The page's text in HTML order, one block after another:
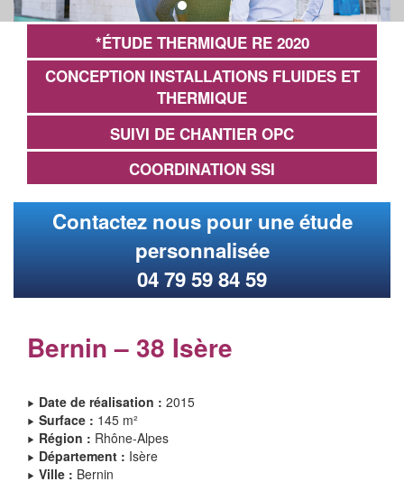
*ÉTUDE THERMIQUE RE 2020
CONCEPTION INSTALLATIONS FLUIDES ET
THERMIQUE
SUIVI DE CHANTIER OPC
COORDINATION SSI
Contactez nous pour une étude
personnalisée
04 79 59 84 59
Bernin – 38 Isère
Date de réalisation : 2015
Surface : 145 m²
Région : Rhône-Alpes
Département : Isère
Ville : Bernin